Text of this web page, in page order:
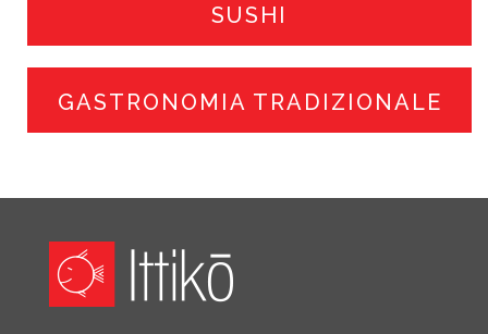
SUSHI
GASTRONOMIA TRADIZIONALE